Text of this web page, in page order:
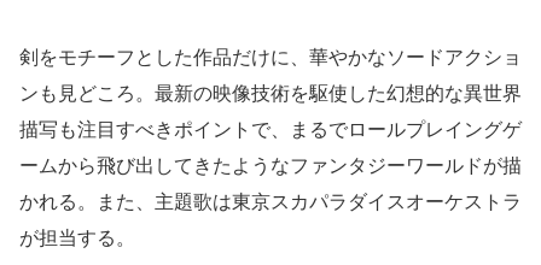
剣をモチーフとした作品だけに、華やかなソードアクショ
ンも見どころ。最新の映像技術を駆使した幻想的な異世界
描写も注目すべきポイントで、まるでロールプレイングゲ
ームから飛び出してきたようなファンタジーワールドが描
かれる。また、主題歌は東京スカパラダイスオーケストラ
が担当する。